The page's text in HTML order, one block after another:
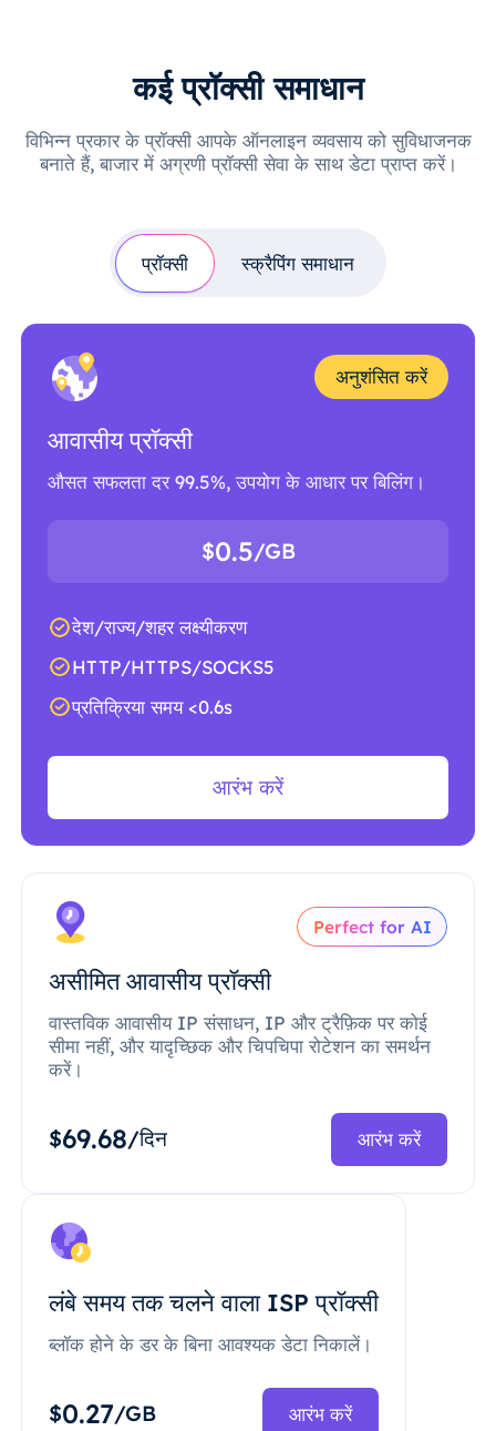
कई प्रॉक्सी समाधान
विभिन्न प्रकार के प्रॉक्सी आपके ऑनलाइन व्यवसाय को सुविधाजनक
बनाते हैं, बाजार में अग्रणी प्रॉक्सी सेवा के साथ डेटा प्राप्त करें।
प्रॉक्सी स्क्रैपिंग समाधान
अनुशंसित करें
आवासीय प्रॉक्सी
औसत सफलता दर 99.5%, उपयोग के आधार पर बिलिंग।
$0.5/GB
देश/राज्य/शहर लक्ष्यीकरण
HTTP/HTTPS/SOCKS5
प्रतिक्रिया समय <0.6s
आरंभ करें
Perfect for AI
असीमित आवासीय प्रॉक्सी
वास्तविक आवासीय IP संसाधन, IP और ट्रैफ़िक पर कोई
सीमा नहीं, और यादृच्छिक और चिपचिपा रोटेशन का समर्थन
करें।
$69.68/दिन आरंभ करें
लंबे समय तक चलने वाला ISP प्रॉक्सी
ब्लॉक होने के डर के बिना आवश्यक डेटा निकालें।
$0.27/GB आरंभ करें